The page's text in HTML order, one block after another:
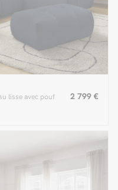
lisse avec pouf 2 799 €